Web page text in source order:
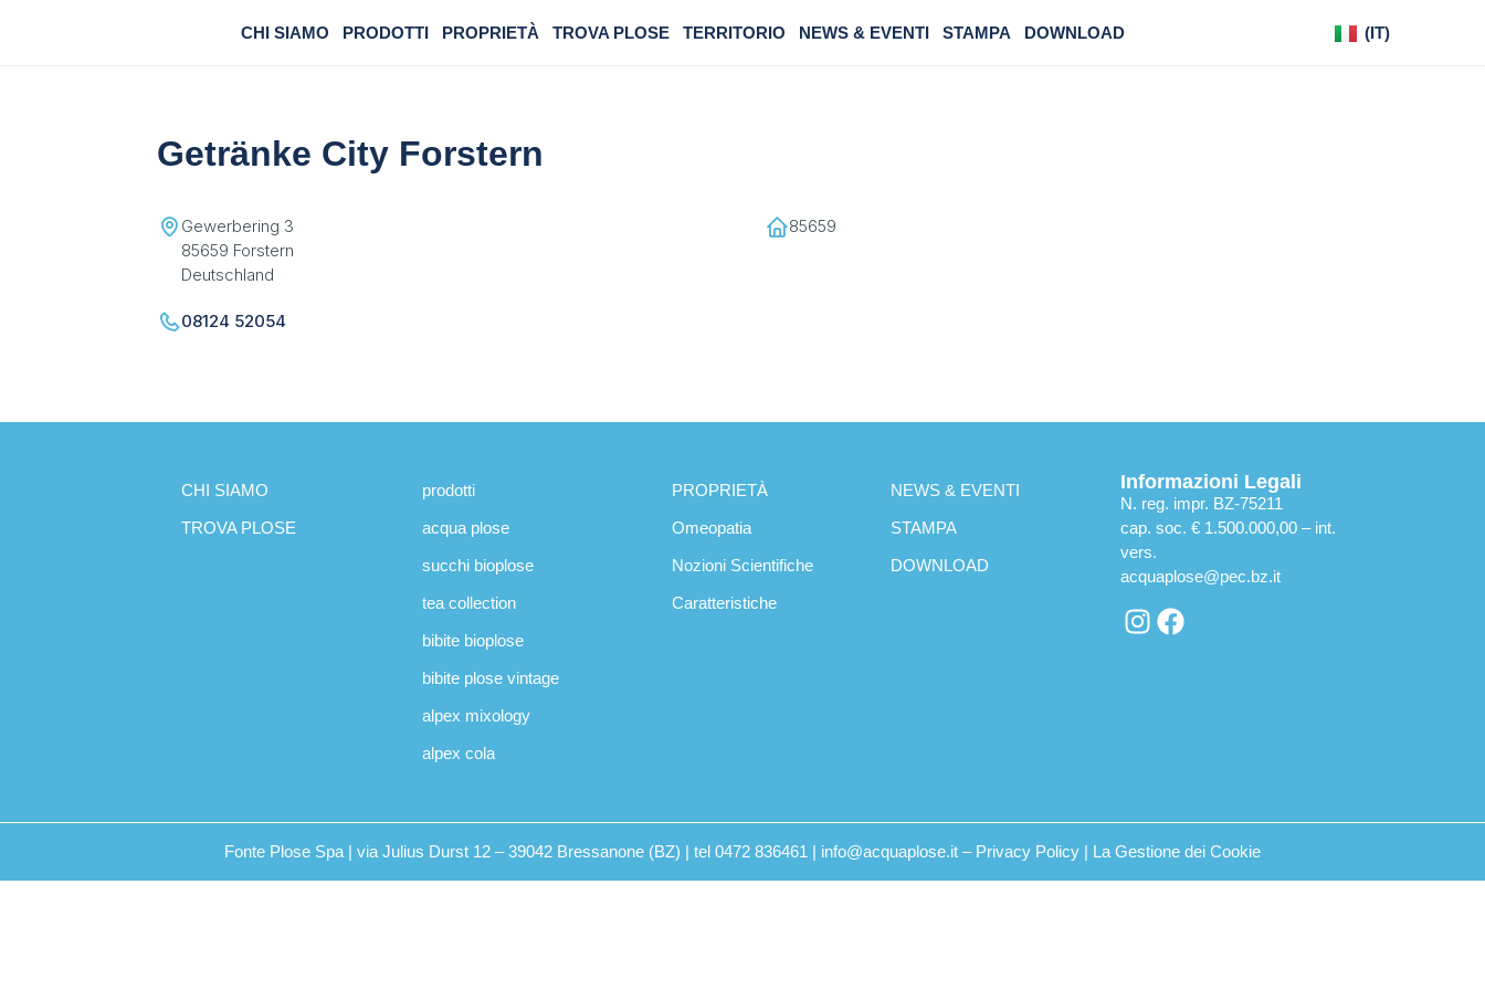
CHI SIAMO PRODOTTI PROPRIETÀ TROVA PLOSE TERRITORIO NEWS & EVENTI STAMPA DOWNLOAD (IT)
(DE)
Getränke City Forstern
Gewerbering 3
85659 Forstern
Deutschland
08124 52054
85659
CHI SIAMO
TROVA PLOSE
prodotti
acqua plose
succhi bioplose
tea collection
bibite bioplose
bibite plose vintage
alpex mixology
alpex cola
PROPRIETÀ
Omeopatia
Nozioni Scientifiche
Caratteristiche
NEWS & EVENTI
STAMPA
DOWNLOAD
Informazioni Legali
N. reg. impr. BZ-75211
cap. soc. € 1.500.000,00 – int.
vers.
acquaplose@pec.bz.it
Fonte Plose Spa | via Julius Durst 12 – 39042 Bressanone (BZ) | tel 0472 836461 | info@acquaplose.it – Privacy Policy | La Gestione dei Cookie